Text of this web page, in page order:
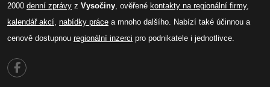
2000 denní zprávy z Vysočiny , ověřené kontakty na regionální firmy,
kalendář akcí nabídky práce a mnoho dalšího. Nabízí také účinnou a
cenově dostupnou regionální inzerci pro podnikatele i jednotlivce.